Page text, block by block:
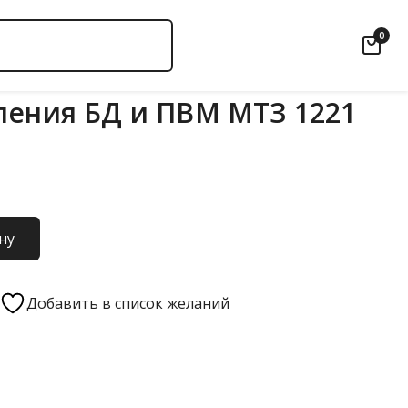
0
БД и ПВМ МТЗ 1221
Добавить в список желаний